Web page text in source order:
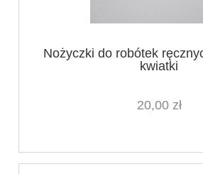
Nożyczki do robótek
kwiatki
20,00 zł